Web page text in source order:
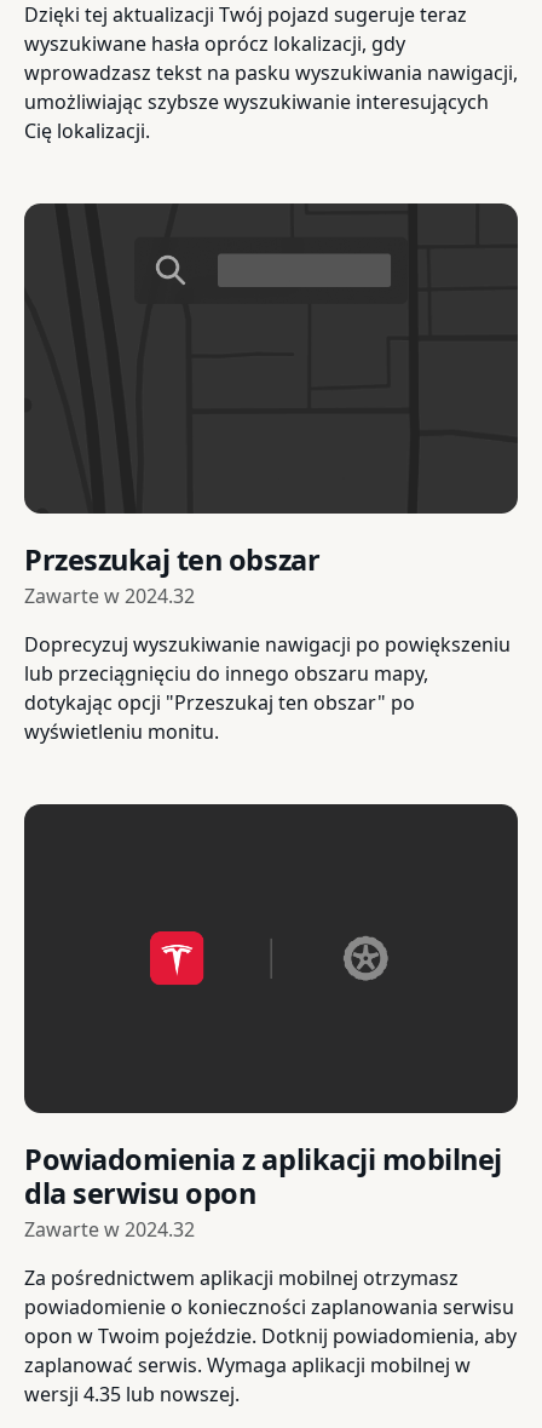
Dzięki tej aktualizacji Twój pojazd sugeruje teraz
wyszukiwane hasła oprócz lokalizacji, gdy
wprowadzasz tekst na pasku wyszukiwania nawigacji,
umożliwiając szybsze wyszukiwanie interesujących
Cię lokalizacji.
Przeszukaj ten obszar
Zawarte w2024.32
Doprecyzuj wyszukiwanie nawigacji po powiększeniu
lub przeciągnięciu do innego obszaru mapy,
dotykając opcji "Przeszukaj ten obszar" po
wyświetleniu monitu.
Powiadomienia z aplikacji mobilnej
dla serwisu opon
Zawarte w2024.32
Za pośrednictwem aplikacji mobilnej otrzymasz
powiadomienie o konieczności zaplanowania serwisu
opon w Twoim pojeździe. Dotknij powiadomienia, aby
zaplanować serwis. Wymaga aplikacji mobilnej w
wersji 4.35 lub nowszej.